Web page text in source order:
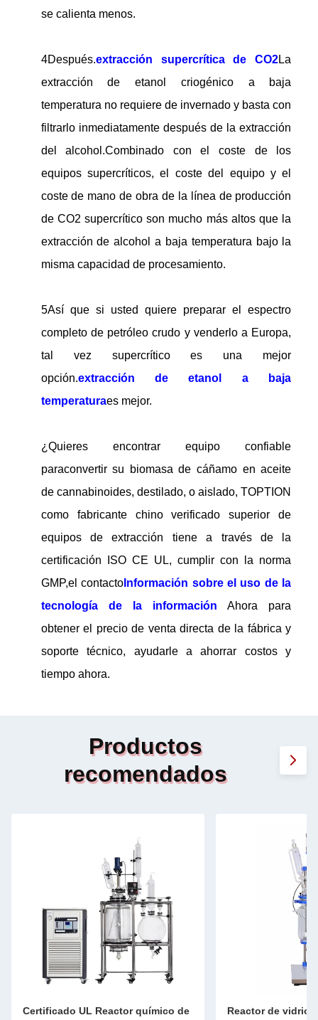
se calienta menos.
4Después.extracción supercrítica de CO2La
extracción de etanol criogénico a baja
temperatura no requiere de invernado y basta con
filtrarlo inmediatamente después de la extracción
del alcohol.Combinado con el coste de los
equipos supercríticos, el coste del equipo y el
coste de mano de obra de la línea de producción
de CO2 supercrítico son mucho más altos que la
extracción de alcohol a baja temperatura bajo la
misma capacidad de procesamiento.
5Así que si usted quiere preparar el espectro
completo de petróleo crudo y venderlo a Europa,
tal vez supercrítico es una mejor
opción.extracción de etanol a baja
temperaturaes mejor.
¿Quieres encontrar equipo confiable
paraconvertir su biomasa de cáñamo en aceite
de cannabinoides, destilado, o aislado, TOPTION
como fabricante chino verificado superior de
equipos de extracción tiene a través de la
certificación ISO CE UL, cumplir con la norma
GMP,el contacto Información sobre el uso de la
tecnología de la información
Ahora para
obtener el precio de venta directa de la fábrica y
soporte técnico, ayudarle a ahorrar costos y
tiempo ahora.
Productos
recomendados
químico de
Reactor de vidrio de 5L Reactor de